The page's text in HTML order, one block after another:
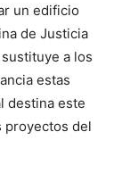
un edificio
de Justicia
a los
estas
destina este
proyectos del